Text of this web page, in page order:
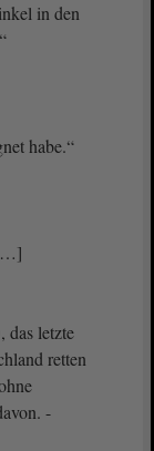
in den
habe.“
das letzte
retten
-